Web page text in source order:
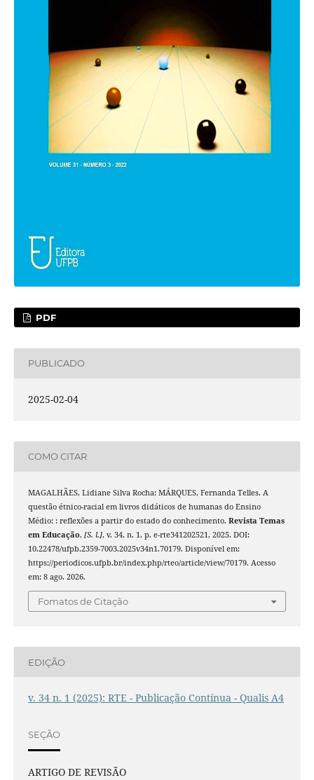
PDF
PUBLICADO
2025-02-04
COMO CITAR
MAGALHÃES, Lidiane Silva Rocha; MÁRQUES, Fernanda Telles. A
questão étnico-racial em livros didáticos de humanas do Ensino
Médio: : reflexões a partir do estado do conhecimento. Revista Temas
em Educação, [S. l.], v. 34, n. 1, p. e-rte341202521, 2025. DOI:
10.22478/ufpb.2359-7003.2025v34n1.70179. Disponível em:
https://periodicos.ufpb.br/index.php/rteo/article/view/70179. Acesso
em: 8 ago. 2026.
Fomatos de Citação
EDIÇÃO
v. 34 n. 1 (2025): RTE - Publicação Contínua - Qualis A4
SEÇÃO
ARTIGO DE REVISÃO